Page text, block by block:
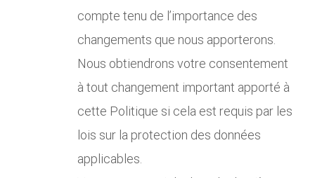
compte tenu de l’importance des
changements que nous apporterons.
Nous obtiendrons votre consentement
à tout changement important apporté à
cette Politique si cela est requis par les
lois sur la protection des données
applicables.